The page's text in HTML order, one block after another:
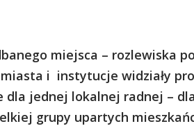
miejsca – rozlewiska
i instytucje widziały
dla jednej lokalnej radnej –
grupy upartych